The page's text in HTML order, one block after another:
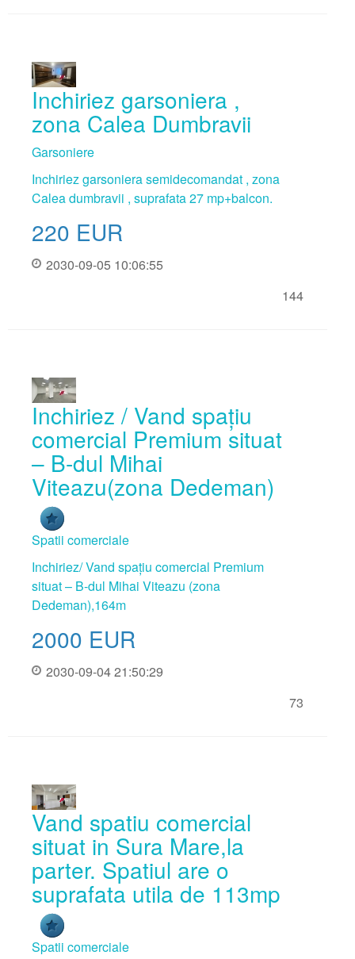
Inchiriez garsoniera ,
zona Calea Dumbravii
Garsoniere
Inchiriez garsoniera semidecomandat , zona
Calea dumbravii , suprafata 27 mp+balcon.
220 EUR
2030-09-05 10:06:55
144
Inchiriez / Vand spațiu
comercial Premium situat
– B-dul Mihai
Viteazu(zona Dedeman)
Spatii comerciale
Inchiriez/ Vand spațiu comercial Premium
situat – B-dul Mihai Viteazu (zona
Dedeman),164m
2000 EUR
2030-09-04 21:50:29
73
Vand spatiu comercial
situat in Sura Mare,la
parter. Spatiul are o
suprafata utila de 113mp
Spatii comerciale